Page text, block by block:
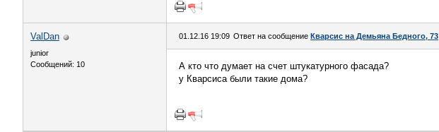
ValDan
junior
Сообщений: 10
01.12.16 19:09 Ответ на сообщение Кварсис на Демьяна Бедного, 73
А кто что думает на счет штукатурного фасада?
у Кварсиса были такие дома?